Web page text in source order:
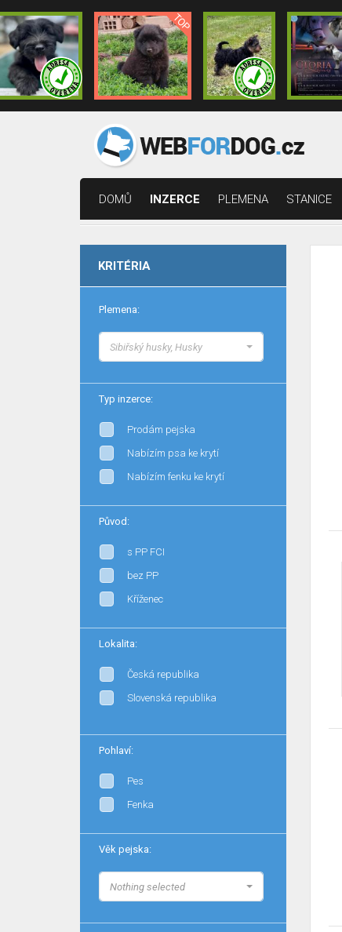
DOMŮ INZERCE PLEMENA STANICE
KRITÉRIA
Plemena:
Sibiřský husky, Husky
Typ inzerce:
Prodám pejska
Nabízím psa ke krytí
Nabízím fenku ke krytí
Původ:
s PP FCI
bez PP
Kříženec
Lokalita:
Česká republika
Slovenská republika
Pohlaví:
Pes
Fenka
Věk pejska:
Nothing selected